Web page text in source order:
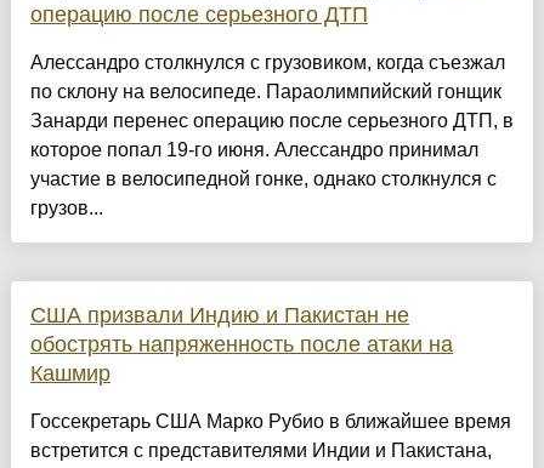
операцию после серьезного ДТП
Алессандро столкнулся с грузовиком, когда съезжал
по склону на велосипеде. Параолимпийский гонщик
Занарди перенес операцию после серьезного ДТП, в
которое попал 19-го июня. Алессандро принимал
участие в велосипедной гонке, однако столкнулся с
грузов...
США призвали Индию и Пакистан не
обострять напряженность после атаки на
Кашмир
Госсекретарь США Марко Рубио в ближайшее время
встретится с представителями Индии и Пакистана,